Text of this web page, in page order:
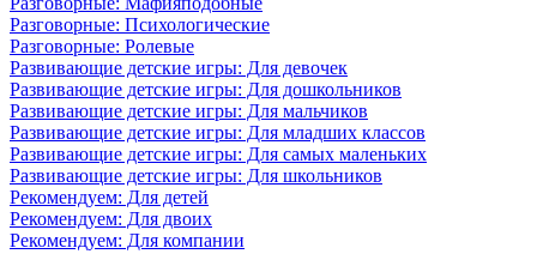
Разговорные: Психологические
Разговорные: Ролевые
Развивающие детские игры: Для девочек
Развивающие детские игры: Для дошкольников
Развивающие детские игры: Для мальчиков
Развивающие детские игры: Для младших классов
Развивающие детские игры: Для самых маленьких
Развивающие детские игры: Для школьников
Рекомендуем: Для детей
Рекомендуем: Для двоих
Рекомендуем: Для компании